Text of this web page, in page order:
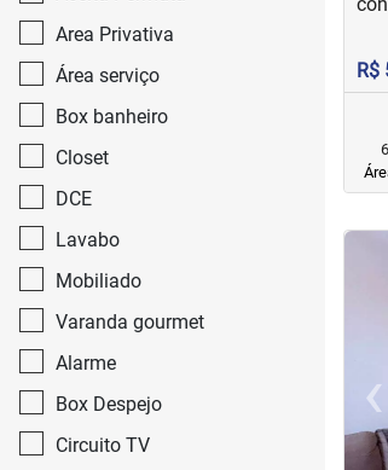
Area Privativa
Área serviço
Box banheiro
Closet
DCE
Lavabo
Mobiliado
Varanda gourmet
Alarme
Box Despejo
Circuito TV
R$
‹